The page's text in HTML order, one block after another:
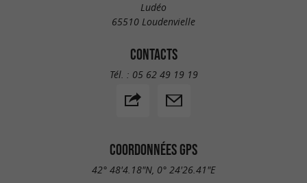
Ludéo
65510 Loudenvielle
CONTACTS
Tél. : 05 62 49 19 19
COORDONNÉES GPS
42° 48'4.18"N, 0° 24'26.41"E